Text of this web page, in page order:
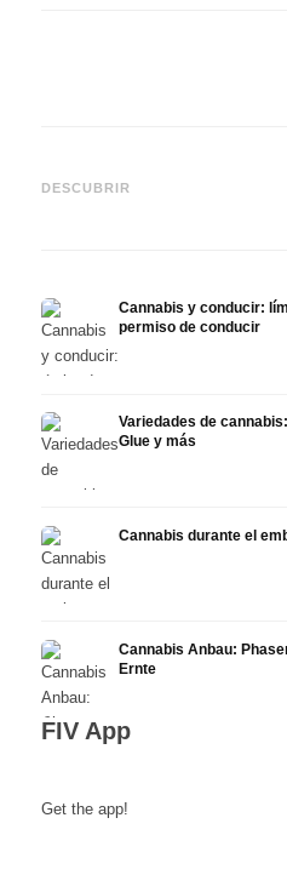
DESCUBRIR
automedición y lo que
Cannabis y conducir:
permiso de conducir
Variedades de
Glue y más
Cannabis durante el
Cannabis Anbau:
Ernte
FIV App
Get the app!